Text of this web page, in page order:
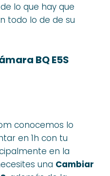
lo que hay que
todo lo de de su
BQ E5S
conocemos lo
en 1h con tu
en la
una Cambiar